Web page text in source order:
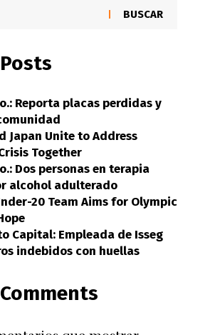
BUSCAR
Reporta placas perdidas y
Japan Unite to Address
Together
Dos personas en terapia
alcohol adulterado
20 Team Aims for Olympic
Capital: Empleada de Isseg
indebidos con huellas